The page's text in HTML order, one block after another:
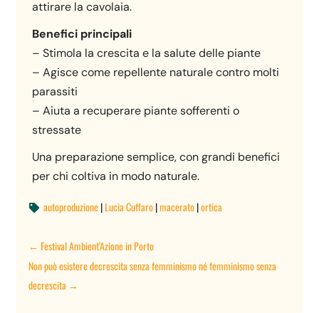
attirare la cavolaia.
Benefici principali
– Stimola la crescita e la salute delle piante
– Agisce come repellente naturale contro molti
parassiti
– Aiuta a recuperare piante sofferenti o
stressate
Una preparazione semplice, con grandi benefici
per chi coltiva in modo naturale.
 autoproduzione|Lucia Cuffaro|macerato|ortica
←Festival Ambient'Azione in Porto
Non può esistere decrescita senza femminismo né femminismo senza
decrescita →